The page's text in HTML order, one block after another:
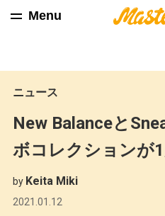
Menu
ニュース
New Balanceと
ボコレクションが
by Keita Miki
2021.01.12